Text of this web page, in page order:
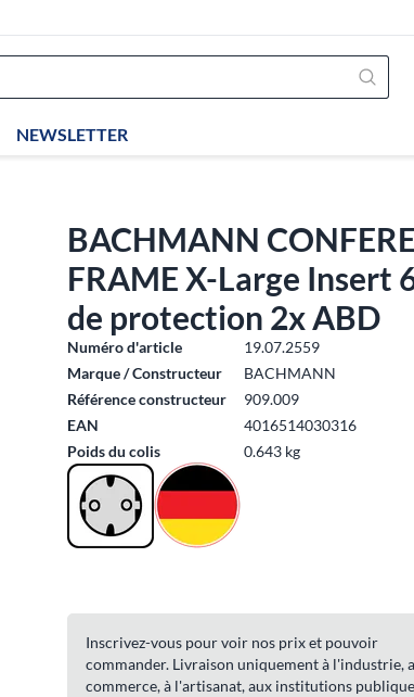
NEWSLETTER
BACHMANN
FRAME X-Large Insert
de protection 2x ABD
Numéro d'article
19.07.2559
Marque / Constructeur
BACHMANN
Référence constructeur
909.009
EAN
4016514030316
Poids du colis
0.643 kg
Inscrivez-vous pour voir nos prix et pouvoir
commander. Livraison uniquement à l'industrie,
commerce, à l'artisanat, aux institutions